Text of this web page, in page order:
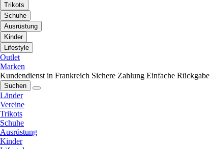
Trikots
Schuhe
Ausrüstung
Kinder
Lifestyle
Outlet
Marken
Kundendienst in Frankreich Sichere Zahlung Einfache Rückgabe
Suchen
Länder
Vereine
Trikots
Schuhe
Ausrüstung
Kinder